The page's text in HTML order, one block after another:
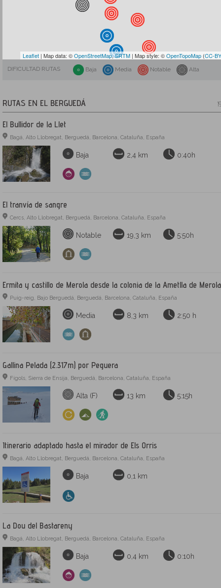
Leaflet | Map data: ©OpenStreetMap,SRTM | Map style: ©OpenTopoMap (CC-
DIFICULTAD RUTAS Baja Media Notable Alta
RUTAS EN EL BERGUEDÁ
El Bullidor de la Llet
Bagá, Alto Llobregat, Berguedá, Barcelona, Cataluña, España
Baja 2,4 km 0:40h
El tranvía de sangre
Cercs, Alto Llobregat, Berguedá, Barcelona, Cataluña, España
Notable 19,3 km 5:50h
Ermita y castillo de Merola desde la colonia de la Ametlla de Merola
Puig-reig, Bajo Berguedá, Berguedá, Barcelona, Cataluña, España
Media 8,3 km 2:50 h
Gallina Pelada (2.317m) por Peguera
Fígols, Sierra de Ensija, Berguedá, Barcelona, Cataluña, España
Alta (F) 13 km 5:15h
Itinerario adaptado hasta el mirador de Els Orris
Bagá, Alto Llobregat, Berguedá, Barcelona, Cataluña, España
Baja 0,1 km
La Dou del Bastareny
Bagá, Alto Llobregat, Berguedá, Barcelona, Cataluña, España
Baja 0,4 km 0:10h